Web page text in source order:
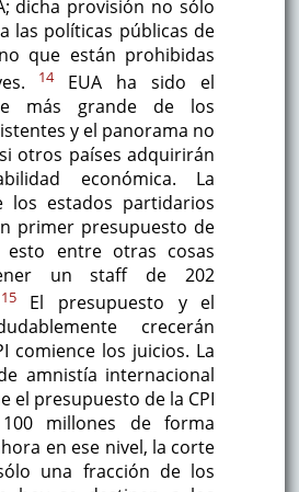
dicha provisión no sólo
las políticas públicas de
que están prohibidas
14
EUA ha sido el
más grande de los
y el panorama no
otros países adquirirán
económica. La
los estados partidarios
primer presupuesto de
esto entre otras cosas
un staff de 202
15
El presupuesto y el
crecerán
comience los juicios. La
amnistía internacional
el presupuesto de la CPI
millones de forma
en ese nivel, la corte
una fracción de los